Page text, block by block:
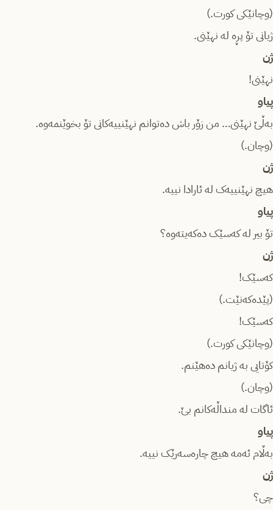
(وچانێکی کورت.)
ژیانی تۆ پڕە لە نهێنی.
ژن
نهێنی!
پیاو
بەڵێ نهێنی… من زۆر باش دەتوانم نهێنییەکانی تۆ بخوێنمەوە.
(وچان.)
ژن
هیچ نهێنییەک لە ئارادا نییە.
پیاو
تۆ بیر لە کەسێک دەکەیتەوە؟
ژن
کەسێک!
(پێدەکەنێت.)
کەسێک!
(وچانێکی کورت.)
کۆتایی بە ژیانم دەهێنم.
(وچان.)
ئاگات لە منداڵەکانم بێ.
پیاو
بەڵام ئەمە هیچ چارەسەرێک نییە.
ژن
چی؟